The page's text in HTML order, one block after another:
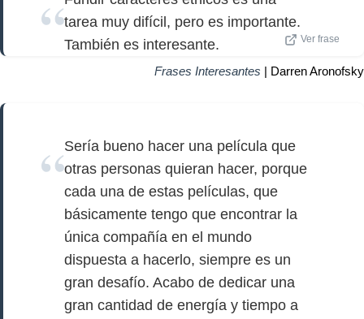
tarea muy difícil, pero es importante.
También es interesante.
Ver frase
Frases Interesantes | Darren Aronofsky
Sería bueno hacer una película que
otras personas quieran hacer, porque
cada una de estas películas, que
básicamente tengo que encontrar la
única compañía en el mundo
dispuesta a hacerlo, siempre es un
gran desafío. Acabo de dedicar una
gran cantidad de energía y tiempo a